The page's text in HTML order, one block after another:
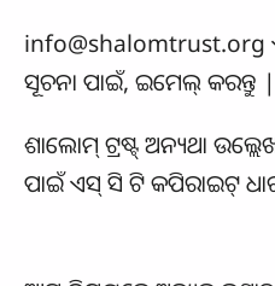
info@shalomtrust.org
ସୂଚନା ପାଇଁ, ଇମେଲ୍ କରନ୍ତୁ |
ଶାଲୋମ୍ ଟ୍ରଷ୍ଟ୍ ଅନ୍ୟଥା
ପାଇଁ ଏସ୍ ସି ଟି କପିରାଇଟ୍